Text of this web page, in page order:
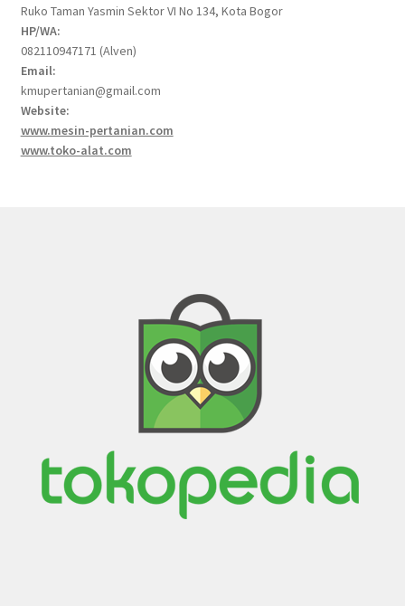
Ruko Taman Yasmin Sektor VI No 134, Kota Bogor
HP/WA:
082110947171 (Alven)
Email:
kmupertanian@gmail.com
Website:
www.mesin-pertanian.com
www.toko-alat.com